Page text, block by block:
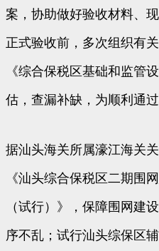
案，协助做好验收材料、
正式验收前，多次组织有
《综合保税区基础和监管
估，查漏补缺，为顺利通过
据汕头海关所属濠江海关
《汕头综合保税区二期围
（试行）》，保障围网建
序不乱；试行汕头综保区